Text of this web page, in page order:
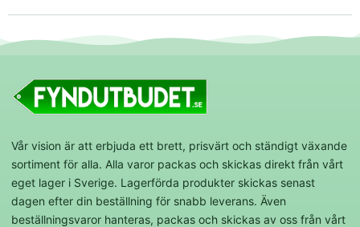
Vår vision är att erbjuda ett brett, prisvärt och ständigt växande
sortiment för alla. Alla varor packas och skickas direkt från vårt
eget lager i Sverige. Lagerförda produkter skickas senast
dagen efter din beställning för snabb leverans. Även
beställningsvaror hanteras, packas och skickas av oss från vårt